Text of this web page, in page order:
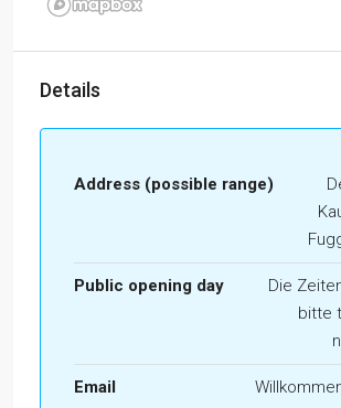
Details
Address (possible range)
Public opening day
Die
bitte
Email